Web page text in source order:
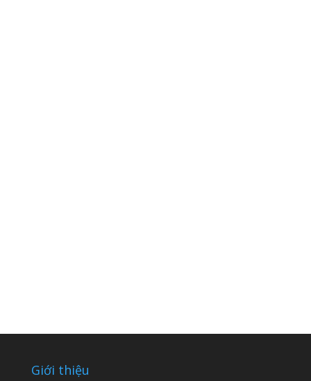
Giới thiệu